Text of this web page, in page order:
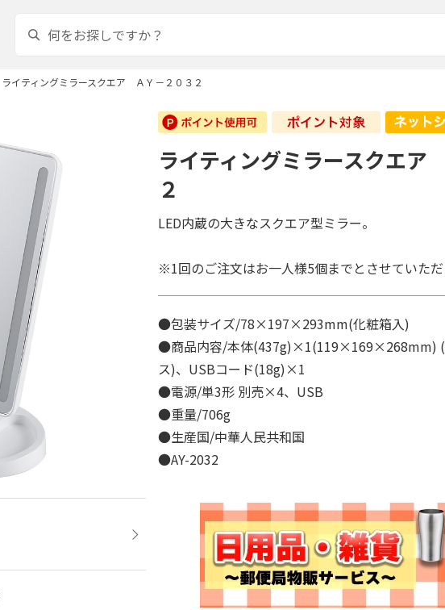
ライティングミラースクエア ＡＹ－２０３２
ライティングミラースクエア
２
LED内蔵の大きなスクエア型ミラー。
※1回のご注文はお一人様5個までとさせていただ
●包装サイズ/78×197×293mm(化粧箱入)
●商品内容/本体(437g)×1(119×169×268mm) (
ス)、USBコード(18g)×1
●電源/単3形 別売×4、USB
●重量/706g
●生産国/中華人民共和国
●AY-2032